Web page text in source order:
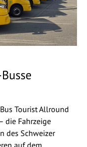
Tourist Allround
die Fahrzeige
des Schweizer
auf dem